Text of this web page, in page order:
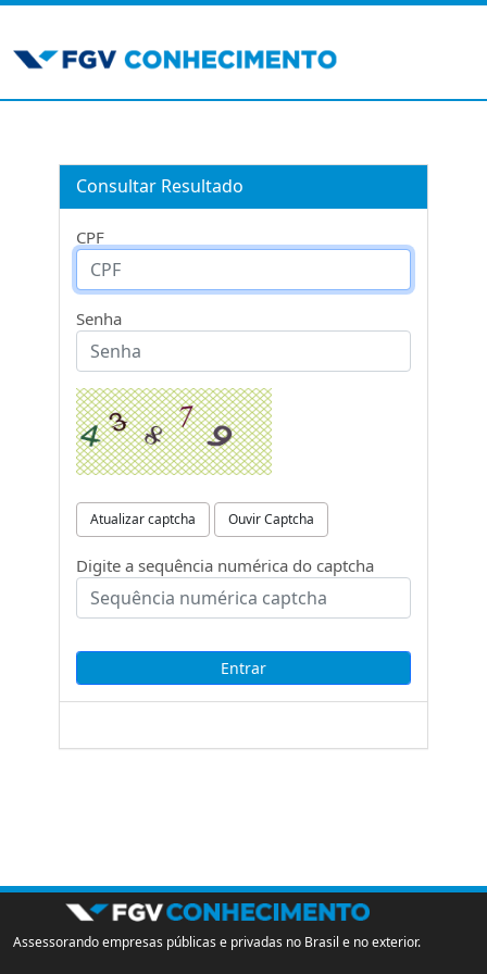
Consultar Resultado
CPF
Senha
Atualizar captcha Ouvir Captcha
Digite a sequência numérica do captcha
Assessorando empresas públicas e privadas no Brasil e no exterior.